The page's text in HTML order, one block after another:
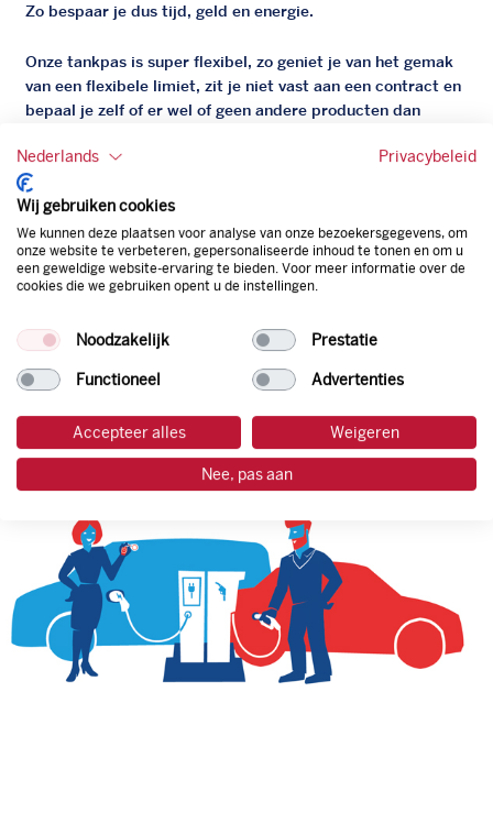
Zo bespaar je dus tijd, geld en energie.
Onze tankpas is super flexibel, zo geniet je van het gemak
van een flexibele limiet, zit je niet vast aan een contract en
bepaal je zelf of er wel of geen andere producten dan
Bovendien profiteer je altijd van een gegarandeerde
korting. Mocht de pompprijs toch lager zijn dan betaal je
natuurlijk de prijs aan de pomp. Zo ben je altijd verzekerd
van de laagste prijs.
Nederlands Privacybeleid
Wij gebruiken cookies
We kunnen deze plaatsen voor analyse van onze bezoekersgegevens, om
onze website te verbeteren, gepersonaliseerde inhoud te tonen en om u
een geweldige website-ervaring te bieden. Voor meer informatie over de
cookies die we gebruiken opent u de instellingen.
Noodzakelijk Prestatie
Functioneel Advertenties
Accepteer alles Weigeren
Nee, pas aan